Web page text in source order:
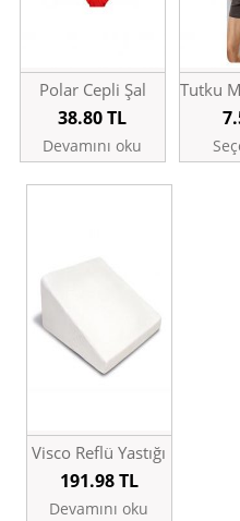
Polar Cepli Şal
38.80TL
Devamını oku
Visco Reflü Yastığı
191.98TL
Devamını oku